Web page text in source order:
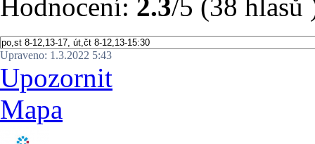
Hodnocení: 2.3/5 (38 hlasů
Upraveno: 1.3.2022 5:43
Upozornit
Mapa